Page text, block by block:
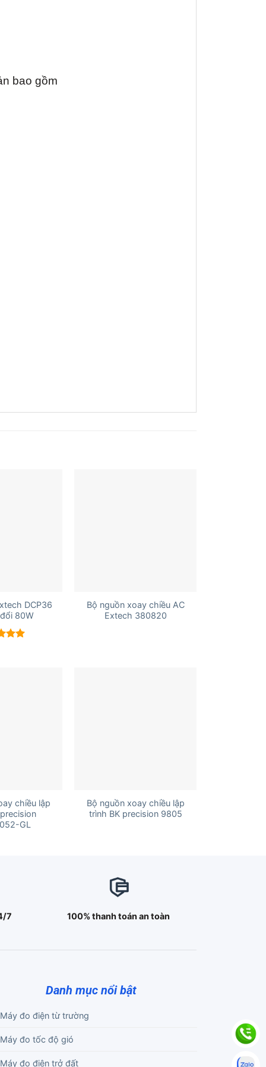
bao gồm
DCP36
80W
Bộ nguồn xoay chiều AC
Extech 380820
chiều lập
GL
Bộ nguồn xoay chiều lập
trình BK precision 9805
7 100% thanh toán an toàn
Danh mục nổi bật
Máy đo điện từ trường
Máy đo tốc độ gió
Máy đo điện trở đất